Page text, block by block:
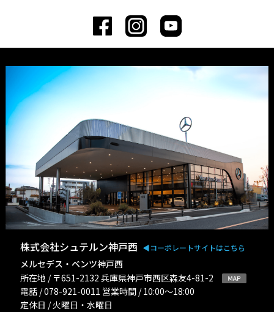
株式会社シュテルン神戸西 ◀︎コーポレートサイトはこちら
メルセデス・ベンツ神戸西
所在地 / 〒651-2132 兵庫県神戸市西区森友4-81-2
電話 / 078-921-0011 営業時間 / 10:00〜18:00
定休日 / 火曜日・水曜日